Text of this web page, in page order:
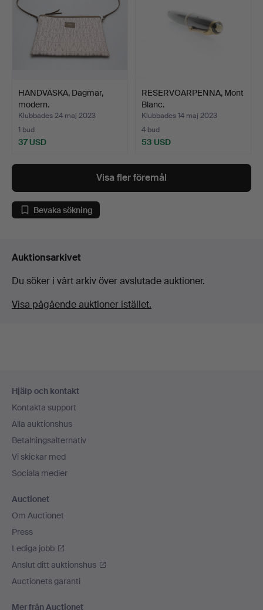
HANDVÄSKA, Dagmar,
modern.
Klubbades 24 maj 2023
1 bud
37 USD
RESERVOARPENNA, Mont
Blanc.
Klubbades 14 maj 2023
4 bud
53 USD
Visa fler föremål
Bevaka sökning
Auktionsarkivet
Du söker i vårt arkiv över avslutade auktioner.
Visa pågående auktioner istället.
Hjälp och kontakt
Kontakta support
Alla auktionshus
Betalningsalternativ
Vi skickar med
Sociala medier
Auctionet
Om Auctionet
Press
Lediga jobb
Anslut ditt auktionshus
Auctionets garanti
Mer från Auctionet